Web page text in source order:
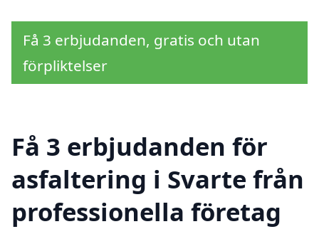
Få 3 erbjudanden, gratis och utan
förpliktelser
Få 3 erbjudanden för
asfaltering i Svarte från
professionella företag